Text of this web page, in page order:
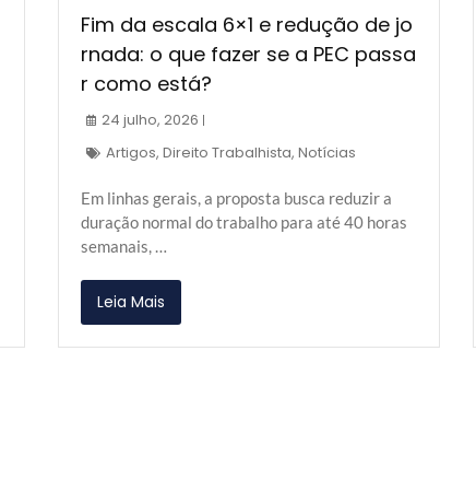
Fim da escala 6×1 e redução de jo
rnada: o que fazer se a PEC passa
r como está?
24 julho, 2026
Artigos, Direito Trabalhista, Notícias
Em linhas gerais, a proposta busca reduzir a
duração normal do trabalho para até 40 horas
semanais, …
Leia Mais